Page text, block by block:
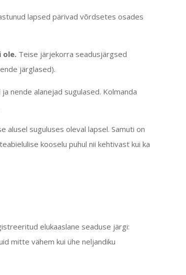
lapsed pärivad võrdsetes osades
ole. Teise järjekorra seadusjärgsed
järglased).
nende alanejad sugulased. Kolmanda
alusel suguluses oleval lapsel. Samuti on
kooselu puhul nii kehtivast kui ka
elukaaslane seaduse järgi:
mitte vähem kui ühe neljandiku